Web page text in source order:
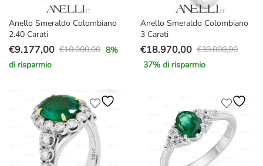
Anello Smeraldo Colombiano
2.40 Carati
€10.000,00
Il
prezzo
€10.000,00.
€9.177,00
Il
prezzo
€9.177,00.
8%
di risparmio
Anello Smeraldo Colombiano
3 Carati
€30.000,00
Il
prezzo
€30.000,00.
€18.970,00
Il
prezzo
€18.970,00.
37% di risparmio